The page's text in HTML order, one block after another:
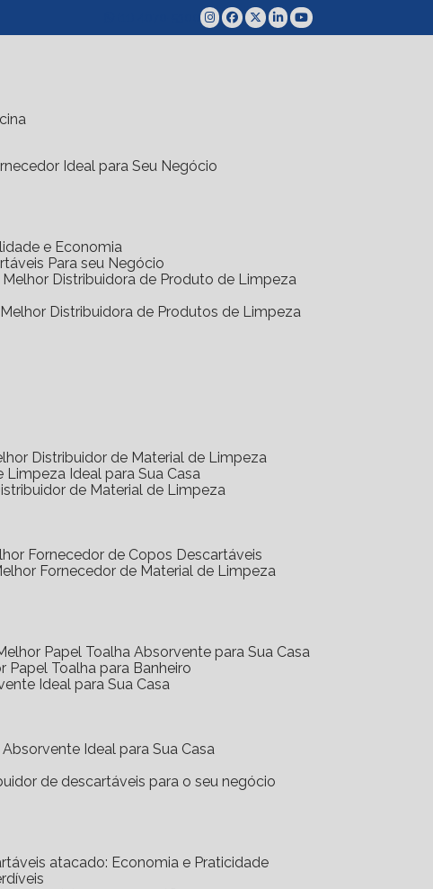
Ideal para Seu Negócio
e Economia
Para seu Negócio
Melhor Distribuidora de Produto de Limpeza
Melhor Distribuidora de Produtos de Limpeza
Distribuidor de Material de Limpeza
Limpeza Ideal para Sua Casa
de Material de Limpeza
Fornecedor de Copos Descartáveis
Fornecedor de Material de Limpeza
Papel Toalha Absorvente para Sua Casa
Papel Toalha para Banheiro
Ideal para Sua Casa
Absorvente Ideal para Sua Casa
de descartáveis para o seu negócio
atacado: Economia e Praticidade